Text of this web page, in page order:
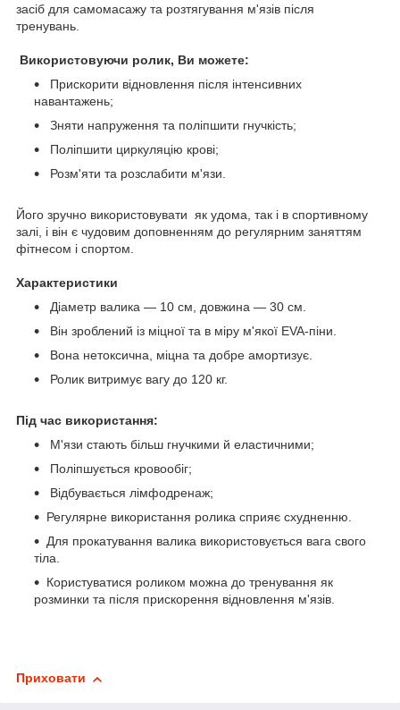
засіб для самомасажу та розтягування м'язів після
тренувань.
Використовуючи ролик, Ви можете:
Прискорити відновлення після інтенсивних
навантажень;
Зняти напруження та поліпшити гнучкість;
Поліпшити циркуляцію крові;
Розм'яти та розслабити м'язи.
Його зручно використовувати як удома, так і в спортивному
залі, і він є чудовим доповненням до регулярним заняттям
фітнесом і спортом.
Характеристики
Діаметр валика — 10 см, довжина — 30 см.
Він зроблений із міцної та в міру м'якої EVA-піни.
Вона нетоксична, міцна та добре амортизує.
Ролик витримує вагу до 120 кг.
Під час використання:
М'язи стають більш гнучкими й еластичними;
Поліпшується кровообіг;
Відбувається лімфодренаж;
Регулярне використання ролика сприяє схудненню.
Для прокатування валика використовується вага свого
тіла.
Користуватися роликом можна до тренування як
розминки та після прискорення відновлення м'язів.
Приховати